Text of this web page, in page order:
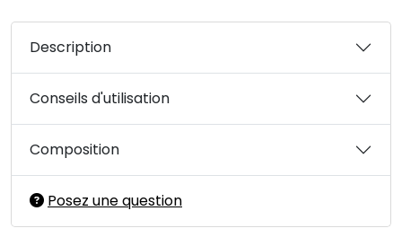
Description
Conseils d'utilisation
Composition
Posez une question